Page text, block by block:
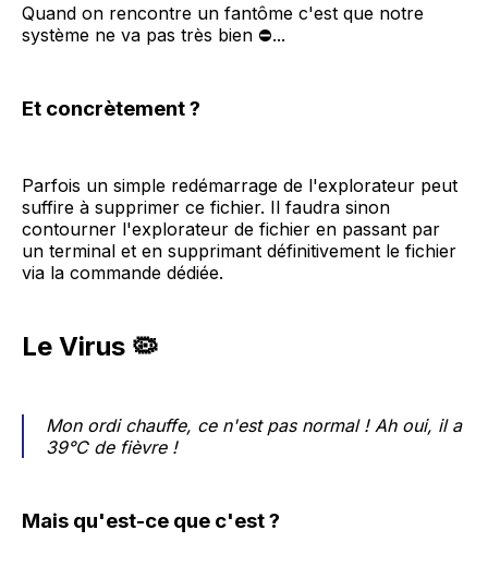
Quand on rencontre un fantôme c'est que notre
système ne va pas très bien ⛔...
Et concrètement ?
Parfois un simple redémarrage de l'explorateur peut
suffire à supprimer ce fichier. Il faudra sinon
contourner l'explorateur de fichier en passant par
un terminal et en supprimant définitivement le fichier
via la commande dédiée.
Le Virus 🦠
Mon ordi chauffe, ce n'est pas normal ! Ah oui, il a
39°C de fièvre !
Mais qu'est-ce que c'est ?